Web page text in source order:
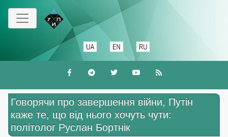
Перейти
основному
Говорячи про завершення війни, Путін
каже те, що від нього хочуть чути:
політолог Руслан Бортнік